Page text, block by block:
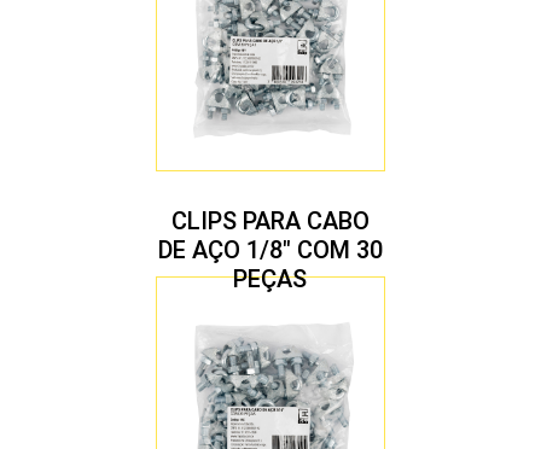
CLIPS PARA CABO
DE AÇO 1/8″ COM 30
PEÇAS